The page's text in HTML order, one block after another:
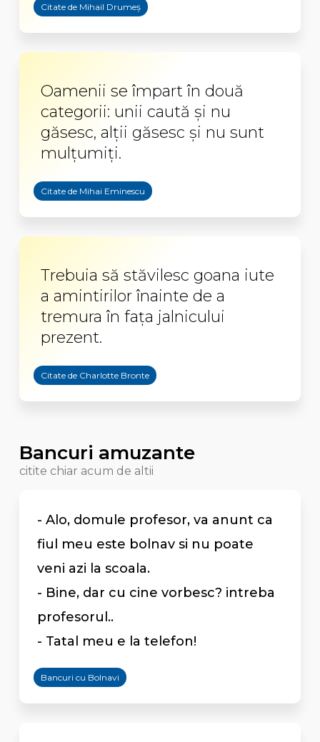
Citate de Mihail Drumeș
Oamenii se împart în două
categorii: unii caută și nu
găsesc, alții găsesc și nu sunt
mulțumiți.
Citate de Mihai Eminescu
Trebuia să stăvilesc goana iute
a amintirilor înainte de a
tremura în faţa jalnicului
prezent.
Citate de Charlotte Bronte
Bancuri amuzante
citite chiar acum de altii
- Alo, domule profesor, va anunt ca
fiul meu este bolnav si nu poate
veni azi la scoala.
- Bine, dar cu cine vorbesc? intreba
profesorul..
- Tatal meu e la telefon!
Bancuri cu Bolnavi